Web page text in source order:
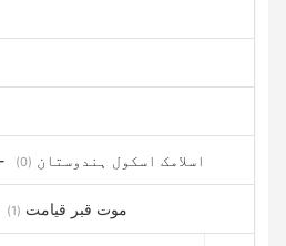
Islamic Schools India - اسلامک اسکول ہندوستان (0)
Maut Qabr Qiyamat - موت قبر قیامت (1)